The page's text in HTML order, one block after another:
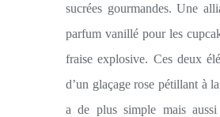
sucrées gourmandes. Une
parfum vanillé pour les
fraise explosive. Ces deux
d’un glaçage rose pétillant à
a de plus simple mais